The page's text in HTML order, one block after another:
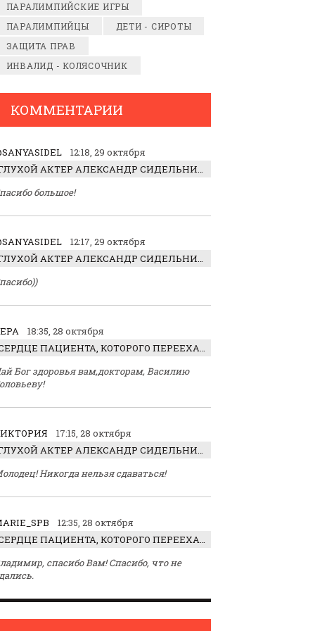
ПАРАЛИМПИЙСКИЕ ИГРЫ
ПАРАЛИМПИЙЦЫ
ДЕТИ - СИРОТЫ
ЗАЩИТА ПРАВ
ИНВАЛИД - КОЛЯСОЧНИК
КОММЕНТАРИИ
12:18, 29 октября
ГЛУХОЙ АКТЕР АЛЕКСАНДР СИДЕЛЬНИКОВ: «С НАСЛАЖДЕНИЕМ ИГРАЛ ОТРИЦАТЕЛЬНОГО ГЕРОЯ!»
большое!
12:17, 29 октября
ГЛУХОЙ АКТЕР АЛЕКСАНДР СИДЕЛЬНИКОВ: «С НАСЛАЖДЕНИЕМ ИГРАЛ ОТРИЦАТЕЛЬНОГО ГЕРОЯ!»
18:35, 28 октября
СЕРДЦЕ ПАЦИЕНТА, КОТОРОГО ПЕРЕЕХАЛ ТРАКТОР, ОБНАРУЖИЛИ… В ЖИВОТЕ
Бог здоровья вам,докторам, Василию
17:15, 28 октября
ГЛУХОЙ АКТЕР АЛЕКСАНДР СИДЕЛЬНИКОВ: «С НАСЛАЖДЕНИЕМ ИГРАЛ ОТРИЦАТЕЛЬНОГО ГЕРОЯ!»
Никогда нельзя сдаваться!
12:35, 28 октября
СЕРДЦЕ ПАЦИЕНТА, КОТОРОГО ПЕРЕЕХАЛ ТРАКТОР, ОБНАРУЖИЛИ… В ЖИВОТЕ
спасибо Вам! Спасибо, что не